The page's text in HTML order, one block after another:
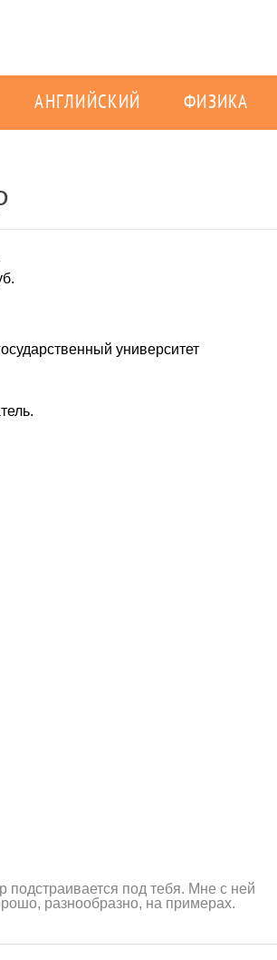
АНГЛИЙСКИЙ ФИЗИКА
университет
подстраивается под тебя. Мне с ней
разнообразно, на примерах.